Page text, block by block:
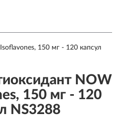
150 мг - 120 капсул
NOW
150 мг - 120
NS3288